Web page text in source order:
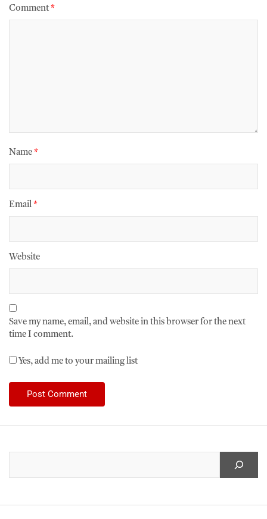
Comment *
Name *
Email *
Website
Save my name, email, and website in this browser for the next
time I comment.
Yes, add me to your mailing list